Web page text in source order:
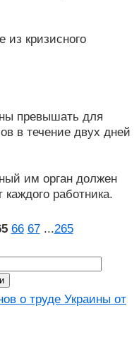
из кризисного
превышать для
в течение двух дней
им орган должен
работника.
66 67 ...265
о труде Украины от